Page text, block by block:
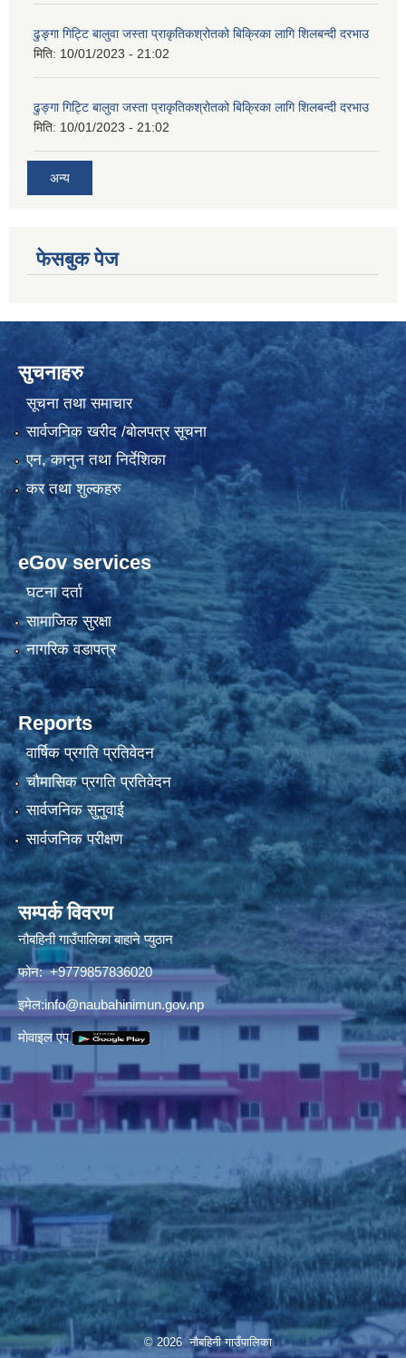
ढुङ्गा गिट्टि बालुवा जस्ता प्राकृतिकश्रोतको बिक्रिका लागि शिलबन्दी दरभाउ
मिति: 10/01/2023 - 21:02
ढुङ्गा गिट्टि बालुवा जस्ता प्राकृतिकश्रोतको बिक्रिका लागि शिलबन्दी दरभाउ
मिति: 10/01/2023 - 21:02
अन्य
फेसबुक पेज
सुचनाहरु
सूचना तथा समाचार
सार्वजनिक खरीद /बोलपत्र सूचना
एन, कानुन तथा निर्देशिका
कर तथा शुल्कहरु
eGov services
घटना दर्ता
सामाजिक सुरक्षा
नागरिक वडापत्र
Reports
वार्षिक प्रगति प्रतिवेदन
चौमासिक प्रगति प्रतिवेदन
सार्वजनिक सुनुवाई
सार्वजनिक परीक्षण
सम्पर्क विवरण
नौबहिनी गाउँपालिका बाहाने प्युठान
फोन: +9779857836020
इमेल:info@naubahinimun.gov.np
माेवाइल एप
© 2026 नौबहिनी गाउँपालिका